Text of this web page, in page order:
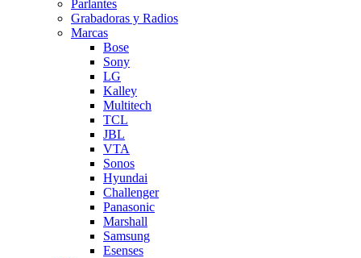
Parlantes
Grabadoras y Radios
Marcas
Bose
Sony
LG
Kalley
Multitech
TCL
JBL
VTA
Sonos
Hyundai
Challenger
Panasonic
Marshall
Samsung
Esenses